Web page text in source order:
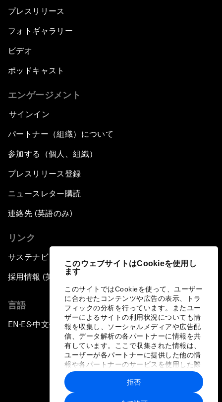
このウェブサイトはCookieを使用し
ます
このサイトではCookieを使って、ユーザー
に合わせたコンテンツや広告の表示、トラ
フィックの分析を行っています。またユー
ザーによるサイトの利用状況についても情
報を収集し、ソーシャルメディアや広告配
信、データ解析の各パートナーに情報を共
有しています。ここで収集された情報は、
ユーザーが各パートナーに提供した他の情
報や各パートナーのサービスを使用した際
に収集された情報と組み合わされ、各パー
トナーによって使用されることがありま
す。
拒否
プレスリリース
フォトギャラリー
ビデオ
ポッドキャスト
エンゲージメント
サインイン
パートナー（組織）について
参加する（個人、組織）
プレスリリース登録
ニュースレター購読
連絡先 (英語のみ)
リンク
サステナビリティへの取り組み
採用情報 (英語のみ)
言語
EN ▪ES▪中文▪ 日本語
プライバシーポリシーと利用規約